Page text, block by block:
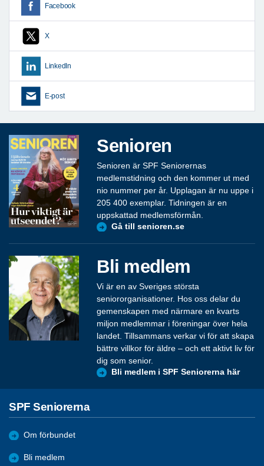
Facebook
X
LinkedIn
E-post
Senioren
Senioren är SPF Seniorernas
medlemstidning och den kommer ut med
nio nummer per år. Upplagan är nu uppe i
205 400 exemplar. Tidningen är en
uppskattad medlemsförmån.
Gå till senioren.se
Bli medlem
Vi är en av Sveriges största
seniororganisationer. Hos oss delar du
gemenskapen med närmare en kvarts
miljon medlemmar i föreningar över hela
landet. Tillsammans verkar vi för att skapa
bättre villkor för äldre – och ett aktivt liv för
dig som senior.
Bli medlem i SPF Seniorerna här
SPF Seniorerna
Om förbundet
Bli medlem